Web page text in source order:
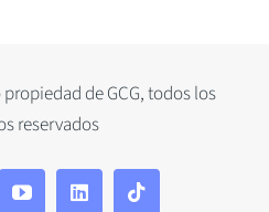
de GCG, todos los
reservados